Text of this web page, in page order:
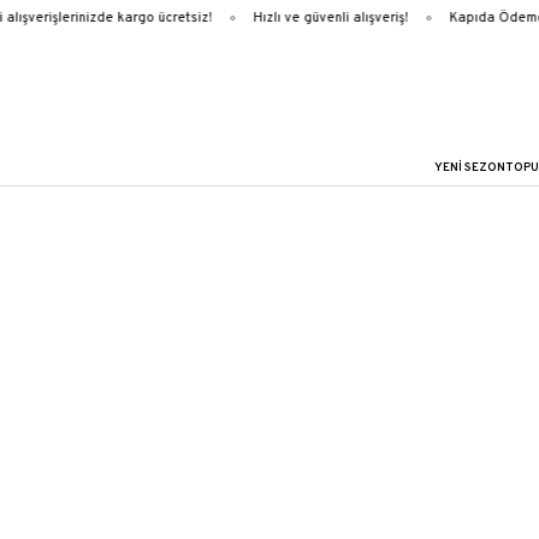
kargo ücretsiz! Hızlı ve güvenli alışveriş! Kapıda Ödeme
YENİ SEZON